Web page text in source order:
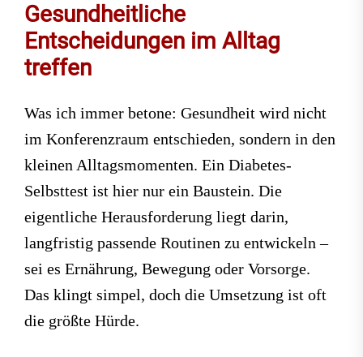
Gesundheitliche
Entscheidungen im Alltag
treffen
Was ich immer betone: Gesundheit wird nicht
im Konferenzraum entschieden, sondern in den
kleinen Alltagsmomenten. Ein Diabetes-
Selbsttest ist hier nur ein Baustein. Die
eigentliche Herausforderung liegt darin,
langfristig passende Routinen zu entwickeln –
sei es Ernährung, Bewegung oder Vorsorge.
Das klingt simpel, doch die Umsetzung ist oft
die größte Hürde.